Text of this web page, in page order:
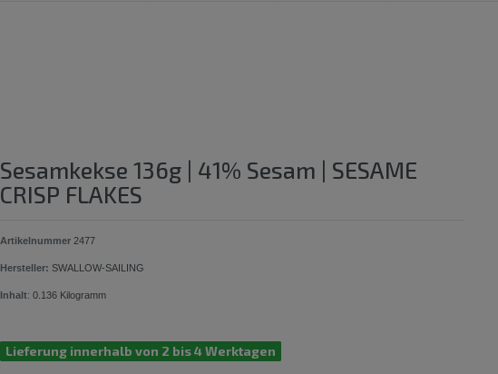
Sesamkekse 136g | 41% Sesam | SESAME
CRISP FLAKES
Artikelnummer 2477
Hersteller: SWALLOW-SAILING
Inhalt:0.136 Kilogramm
Lieferung innerhalb von 2 bis 4 Werktagen